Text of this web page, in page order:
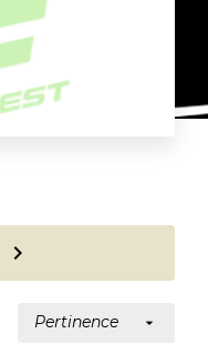

Pertinence 